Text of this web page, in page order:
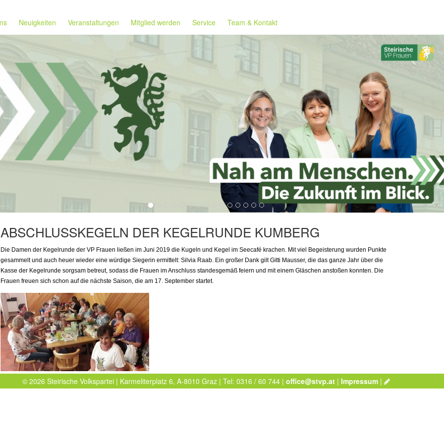
Neuigkeiten Veranstaltungen Mitglied werden Service Team & Kontakt
ABSCHLUSSKEGELN DER KEGELRUNDE KUMBERG
Die Damen der Kegelrunde der VP Frauen ließen im Juni 2019 die Kugeln und Kegel im Seecafé krachen. Mit viel Begeisterung wurden Punkte
gesammelt und auch heuer wieder eine würdige Siegerin ermittelt: Silvia Raab. Ein großer Dank gilt Gitti Mausser, die das ganze Jahr über die
Kasse der Kegelrunde sorgsam betreut, sodass die Frauen im Anschluss standesgemäß feiern und mit einem Gläschen anstoßen konnten. Die
Frauen freuen sich schon auf die nächste Saison, die am 17. September startet.
© 2026 Steirische Volkspartei | Karmeliterplatz 6, A-8010 Graz | Tel: 0316 / 60 744 |office@stvp.at |Impressum |